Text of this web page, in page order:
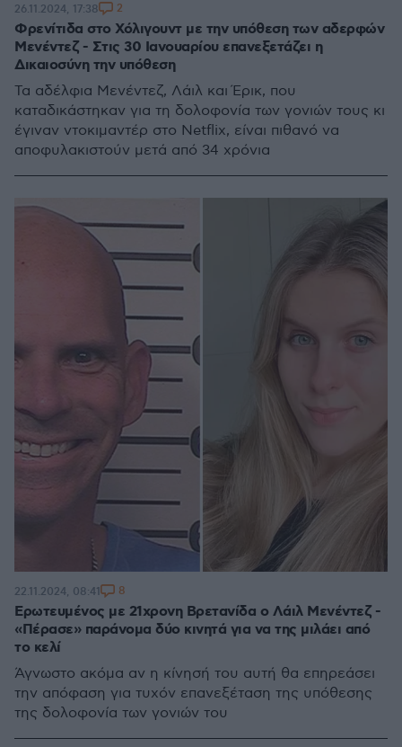
Φρενίτιδα στο Χόλιγουντ με την υπόθεση των αδερφών
Μενέντεζ - Στις 30 Ιανουαρίου επανεξετάζει η
Δικαιοσύνη την υπόθεση
Τα αδέλφια Μενέντεζ, Λάιλ και Έρικ, που
καταδικάστηκαν για τη δολοφονία των γονιών τους κι
έγιναν ντοκιμαντέρ στο Netflix, είναι πιθανό να
αποφυλακιστούν μετά από 34 χρόνια
26.11.2024, 17:38 2
Ερωτευμένος με 21χρονη Βρετανίδα ο Λάιλ Μενέντεζ -
«Πέρασε» παράνομα δύο κινητά για να της μιλάει από
το κελί
Άγνωστο ακόμα αν η κίνησή του αυτή θα επηρεάσει
την απόφαση για τυχόν επανεξέταση της υπόθεσης
της δολοφονία των γονιών του
22.11.2024, 08:41 8